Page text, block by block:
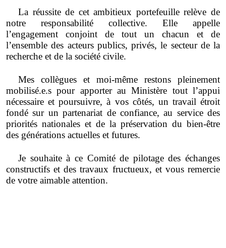
La réussite de cet ambitieux portefeuille relève de
notre responsabilité collective. Elle appelle
l’engagement conjoint de tout un chacun et de
l’ensemble des acteurs publics, privés, le secteur de la
recherche et de la société civile.
Mes collègues et moi-même restons pleinement
mobilisé.e.s pour apporter au Ministère tout l’appui
nécessaire et poursuivre, à vos côtés, un travail étroit
fondé sur un partenariat de confiance, au service des
priorités nationales et de la préservation du bien-être
des générations actuelles et futures.
Je souhaite à ce Comité de pilotage des échanges
constructifs et des travaux fructueux, et vous remercie
de votre aimable attention.